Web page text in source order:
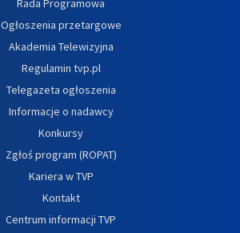
Rada Programowa
Ogłoszenia przetargowe
Akademia Telewizyjna
Regulamin tvp.pl
Telegazeta ogłoszenia
Informacje o nadawcy
Konkursy
Zgłoś program (ROPAT)
Kariera w TVP
Kontakt
Centrum informacji TVP